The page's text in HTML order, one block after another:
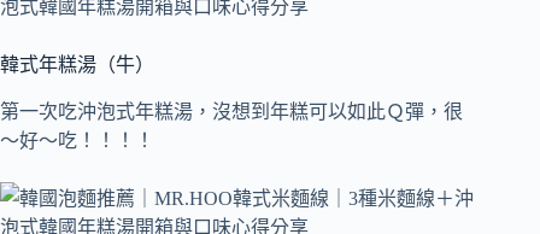
韓式年糕湯（牛）
第一次吃沖泡式年糕湯，沒想到年糕可以如此Ｑ彈，很
～好～吃！！！！